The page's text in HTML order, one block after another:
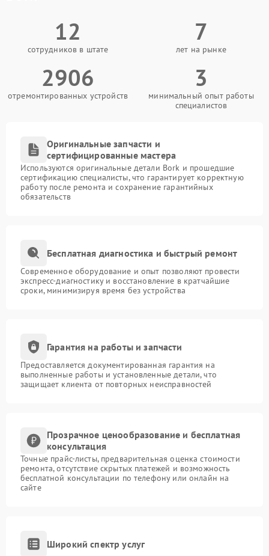
12
сотрудников в штате
7
лет на рынке
2906
отремонтированных устройств
3
минимальный опыт работы
специалистов
Оригинальные запчасти и
сертифицированные мастера
Используются оригинальные детали Bork и прошедшие
сертификацию специалисты, что гарантирует корректную
работу после ремонта и сохранение гарантийных
обязательств
Бесплатная диагностика и быстрый ремонт
Современное оборудование и опыт позволяют провести
экспресс-диагностику и восстановление в кратчайшие
сроки, минимизируя время без устройства
Гарантия на работы и запчасти
Предоставляется документированная гарантия на
выполненные работы и установленные детали, что
защищает клиента от повторных неисправностей
Прозрачное ценообразование и бесплатная
консультация
Точные прайс-листы, предварительная оценка стоимости
ремонта, отсутствие скрытых платежей и возможность
бесплатной консультации по телефону или онлайн на
сайте
Широкий спектр услуг